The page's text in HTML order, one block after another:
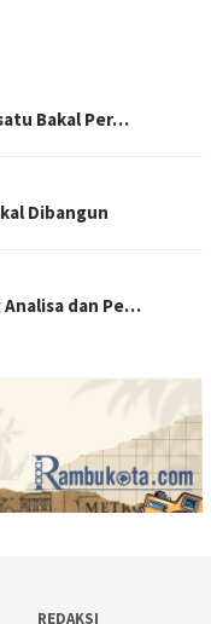
Bakal Per…
Dibangun
Analisa dan Pe…
REDAKSI